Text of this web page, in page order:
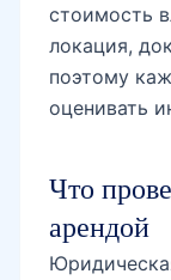
стоимость
локация,
поэтому
оценивать
Что
арендой